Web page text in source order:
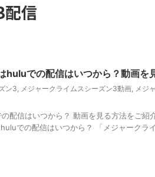
配信
huluでの配信はいつから？動画を
ン3, メジャークライムスシーズン3動画, メジ
配信はいつから？ 動画を見る方法をご紹
での配信はいつから？ 「メジャーク